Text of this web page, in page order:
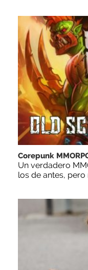
Corepunk
Un verdadero
los de antes, pero